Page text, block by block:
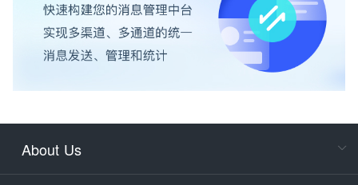
About Us